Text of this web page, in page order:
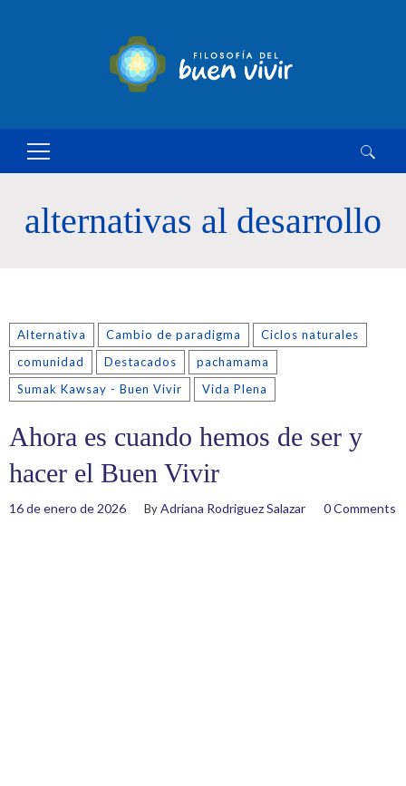
Buscar:
alternativas al desarrollo
Alternativa Cambio de paradigma
Ciclos naturales
comunidad
Destacados
pachamama
Sumak Kawsay - Buen Vivir
Vida Plena
Ahora es cuando hemos de ser y
hacer el Buen Vivir
16 de enero de 2026 ByAdriana Rodriguez Salazar 0 Comments